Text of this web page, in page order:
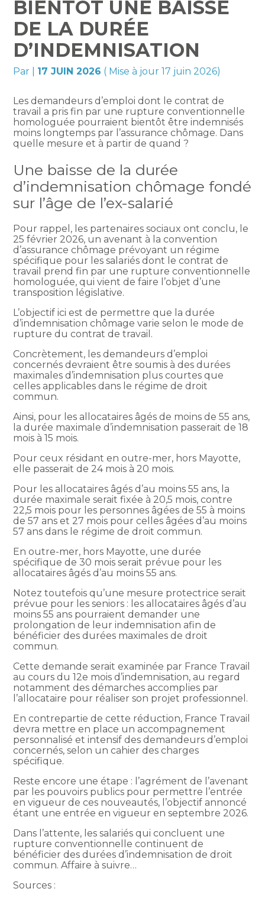
BIENTÔT UNE BAISSE
DE LA DURÉE
D’INDEMNISATION
Par 17 JUIN 2026 ( Mise à jour 17 juin 2026)
Les demandeurs d’emploi dont le contrat de
travail a pris fin par une rupture conventionnelle
homologuée pourraient bientôt être indemnisés
moins longtemps par l’assurance chômage. Dans
quelle mesure et à partir de quand ?
Une baisse de la durée
d’indemnisation chômage fondé
sur l’âge de l’ex-salarié
Pour rappel, les partenaires sociaux ont conclu, le
25 février 2026, un avenant à la convention
d’assurance chômage prévoyant un régime
spécifique pour les salariés dont le contrat de
travail prend fin par une rupture conventionnelle
homologuée, qui vient de faire l’objet d’une
transposition législative.
L’objectif ici est de permettre que la durée
d’indemnisation chômage varie selon le mode de
rupture du contrat de travail.
Concrètement, les demandeurs d’emploi
concernés devraient être soumis à des durées
maximales d’indemnisation plus courtes que
celles applicables dans le régime de droit
commun.
Ainsi, pour les allocataires âgés de moins de 55 ans,
la durée maximale d’indemnisation passerait de 18
mois à 15 mois.
Pour ceux résidant en outre-mer, hors Mayotte,
elle passerait de 24 mois à 20 mois.
Pour les allocataires âgés d’au moins 55 ans, la
durée maximale serait fixée à 20,5 mois, contre
22,5 mois pour les personnes âgées de 55 à moins
de 57 ans et 27 mois pour celles âgées d’au moins
57 ans dans le régime de droit commun.
En outre-mer, hors Mayotte, une durée
spécifique de 30 mois serait prévue pour les
allocataires âgés d’au moins 55 ans.
Notez toutefois qu’une mesure protectrice serait
prévue pour les seniors : les allocataires âgés d’au
moins 55 ans pourraient demander une
prolongation de leur indemnisation afin de
bénéficier des durées maximales de droit
commun.
Cette demande serait examinée par France Travail
au cours du 12e mois d’indemnisation, au regard
notamment des démarches accomplies par
l’allocataire pour réaliser son projet professionnel.
En contrepartie de cette réduction, France Travail
devra mettre en place un accompagnement
personnalisé et intensif des demandeurs d’emploi
concernés, selon un cahier des charges
spécifique.
Reste encore une étape : l’agrément de l’avenant
par les pouvoirs publics pour permettre l’entrée
en vigueur de ces nouveautés, l’objectif annoncé
étant une entrée en vigueur en septembre 2026.
Dans l’attente, les salariés qui concluent une
rupture conventionnelle continuent de
bénéficier des durées d’indemnisation de droit
commun. Affaire à suivre…
Sources :